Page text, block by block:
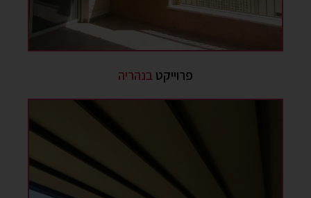
פרוייקט בנהריה